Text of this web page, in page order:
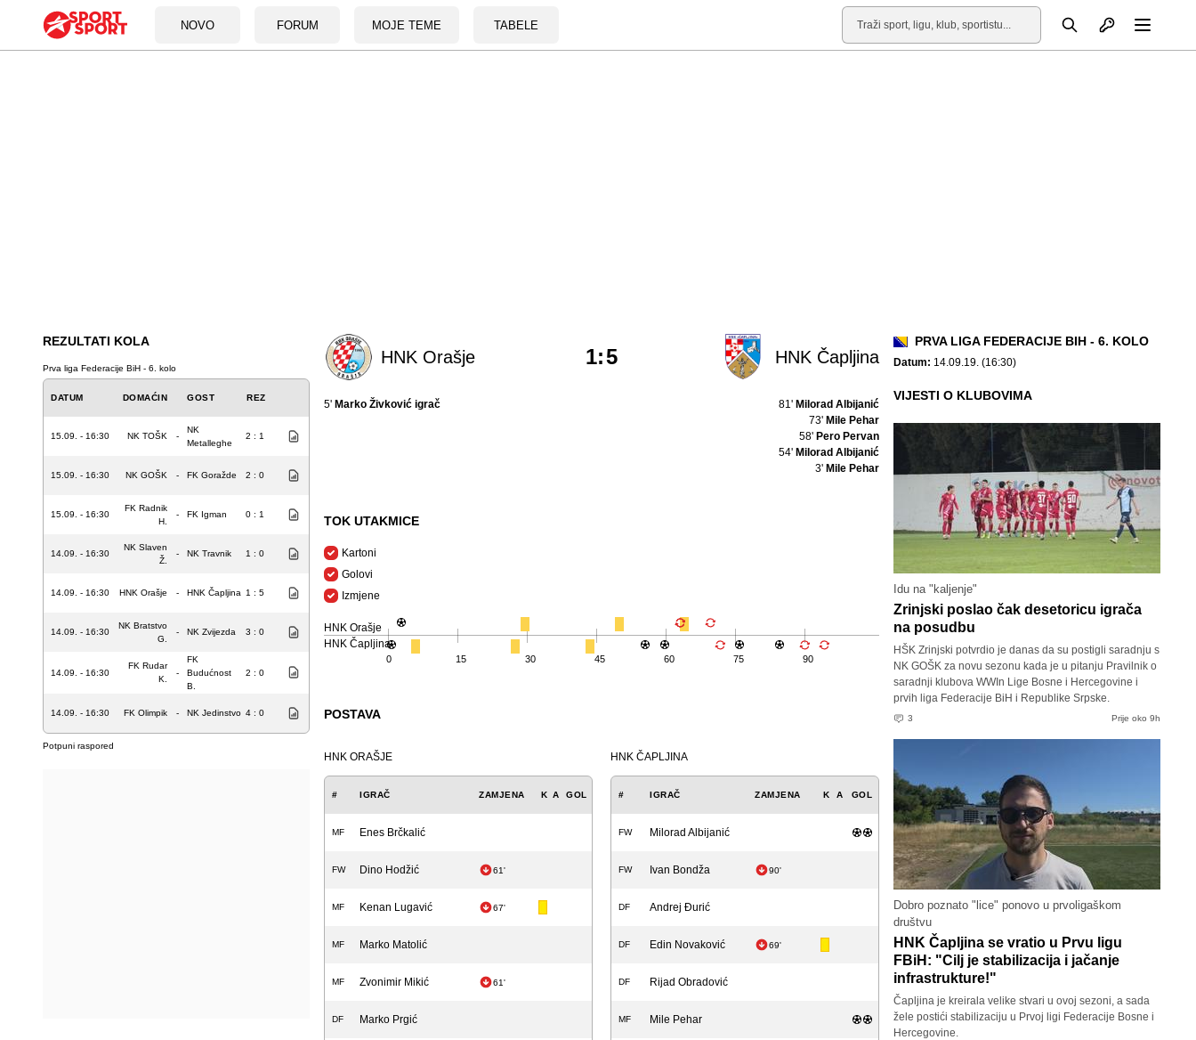
NOVO FORUM MOJE TEME TABELE
Pretraga Otvori profil
REZULTATI KOLA
Prva liga Federacije BiH - 6. kolo
DATUM DOMAĆIN GOST REZ
15.09. - 16:30 NK TOŠK -
NK
Metalleghe
2 : 1
15.09. - 16:30 NK GOŠK - FK Goražde 2 : 0
15.09. - 16:30
FK Radnik
H.
- FK Igman 0 : 1
14.09. - 16:30
NK Slaven
Ž.
- NK Travnik 1 : 0
14.09. - 16:30 HNK Orašje - HNK Čapljina 1 : 5
14.09. - 16:30
NK Bratstvo
G.
- NK Zvijezda 3 : 0
14.09. - 16:30
FK Rudar
K.
-
FK
Budućnost
B.
2 : 0
14.09. - 16:30 FK Olimpik - NK Jedinstvo 4 : 0
Potpuni raspored
HNK Orašje HNK Čapljina
1:5
5' Marko Živković igrač 81' Milorad Albijanić
73' Mile Pehar
58' Pero Pervan
54' Milorad Albijanić
3' Mile Pehar
TOK UTAKMICE
Kartoni
Golovi
Izmjene
HNK Orašje
HNK Čapljina
0 15 30 45 60 75 90
POSTAVA
HNK ORAŠJE
# IGRAČ ZAMJENA K A GOL
MF Enes Brčkalić
FW Dino Hodžić 61'
MF Kenan Lugavić 67'
MF Marko Matolić
MF Zvonimir Mikić 61'
DF Marko Prgić
HNK ČAPLJINA
# IGRAČ ZAMJENA K A GOL
FW Milorad Albijanić
FW Ivan Bondža 90'
DF Andrej Đurić
DF Edin Novaković 69'
DF Rijad Obradović
MF Mile Pehar
PRVA LIGA FEDERACIJE BIH - 6. KOLO
Datum: 14.09.19. (16:30)
VIJESTI O KLUBOVIMA
Idu na "kaljenje"
Zrinjski poslao čak desetoricu igrača
na posudbu
HŠK Zrinjski potvrdio je danas da su postigli saradnju s
NK GOŠK za novu sezonu kada je u pitanju Pravilnik o
saradnji klubova WWIn Lige Bosne i Hercegovine i
prvih liga Federacije BiH i Republike Srpske.
3 Prije oko 9h
Dobro poznato "lice" ponovo u prvoligaškom
društvu
HNK Čapljina se vratio u Prvu ligu
FBiH: "Cilj je stabilizacija i jačanje
infrastrukture!"
Čapljina je kreirala velike stvari u ovoj sezoni, a sada
žele postići stabilizaciju u Prvoj ligi Federacije Bosne i
Hercegovine.